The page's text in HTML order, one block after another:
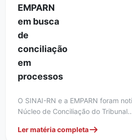
EMPARN
em busca
de
conciliação
em
processos
O SINAI-RN e a EMPARN foram
Núcleo de Conciliação do Tribunal…
Ler matéria completa